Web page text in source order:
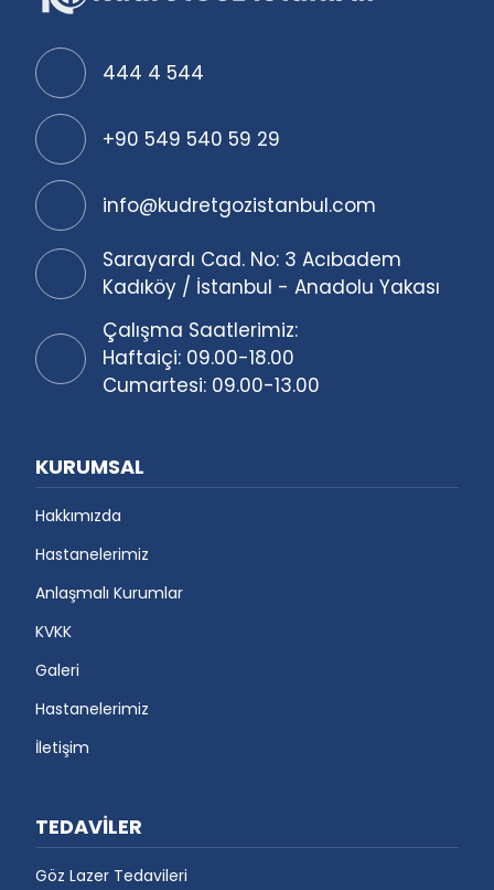
protein yapısının değişiklik
bulanıklaşarak görmeyi zor
64 yaş...
444 4 544
+90 549 540 59 29
info@kudretgozistanbul.com
Sarayardı Cad. No: 3 Acıbadem
Kadıköy / İstanbul - Anadolu Yakası
Çalışma Saatlerimiz:
Haftaiçi: 09.00-18.00
Cumartesi: 09.00-13.00
KURUMSAL
Hakkımızda
Hastanelerimiz
Anlaşmalı Kurumlar
KVKK
Galeri
Hastanelerimiz
İletişim
TEDAVİLER
Göz Lazer Tedavileri